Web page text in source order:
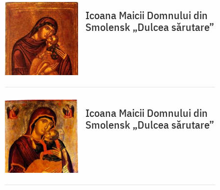
Icoana Maicii Domnului din
Smolensk „Dulcea sărutare”
Icoana Maicii Domnului din
Smolensk „Dulcea sărutare”